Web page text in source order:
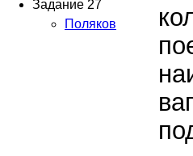
Задание 27
Поляков